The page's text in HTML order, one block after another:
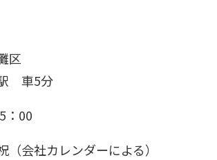
区
車5分
：00
（会社カレンダーによる）